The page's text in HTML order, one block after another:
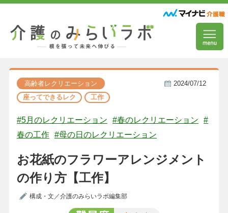
高齢者レクリエーション
座ってできるレク
工作
2024/07/12
#5月のレクリエーション #春のレクリエーション
#
春の工作 #母の日のレクリエーション
お花紙のフラワーアレンジメント
の作り方【工作】
構成・文／介護のみらいラボ編集部